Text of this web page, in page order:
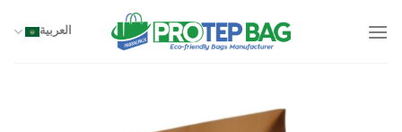
للمحتوى
العربية